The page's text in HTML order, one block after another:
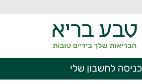
כניסה לחשבון שלי